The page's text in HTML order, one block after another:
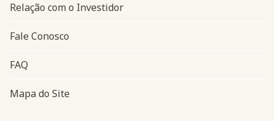
Relação com o Investidor
Fale Conosco
FAQ
Mapa do Site